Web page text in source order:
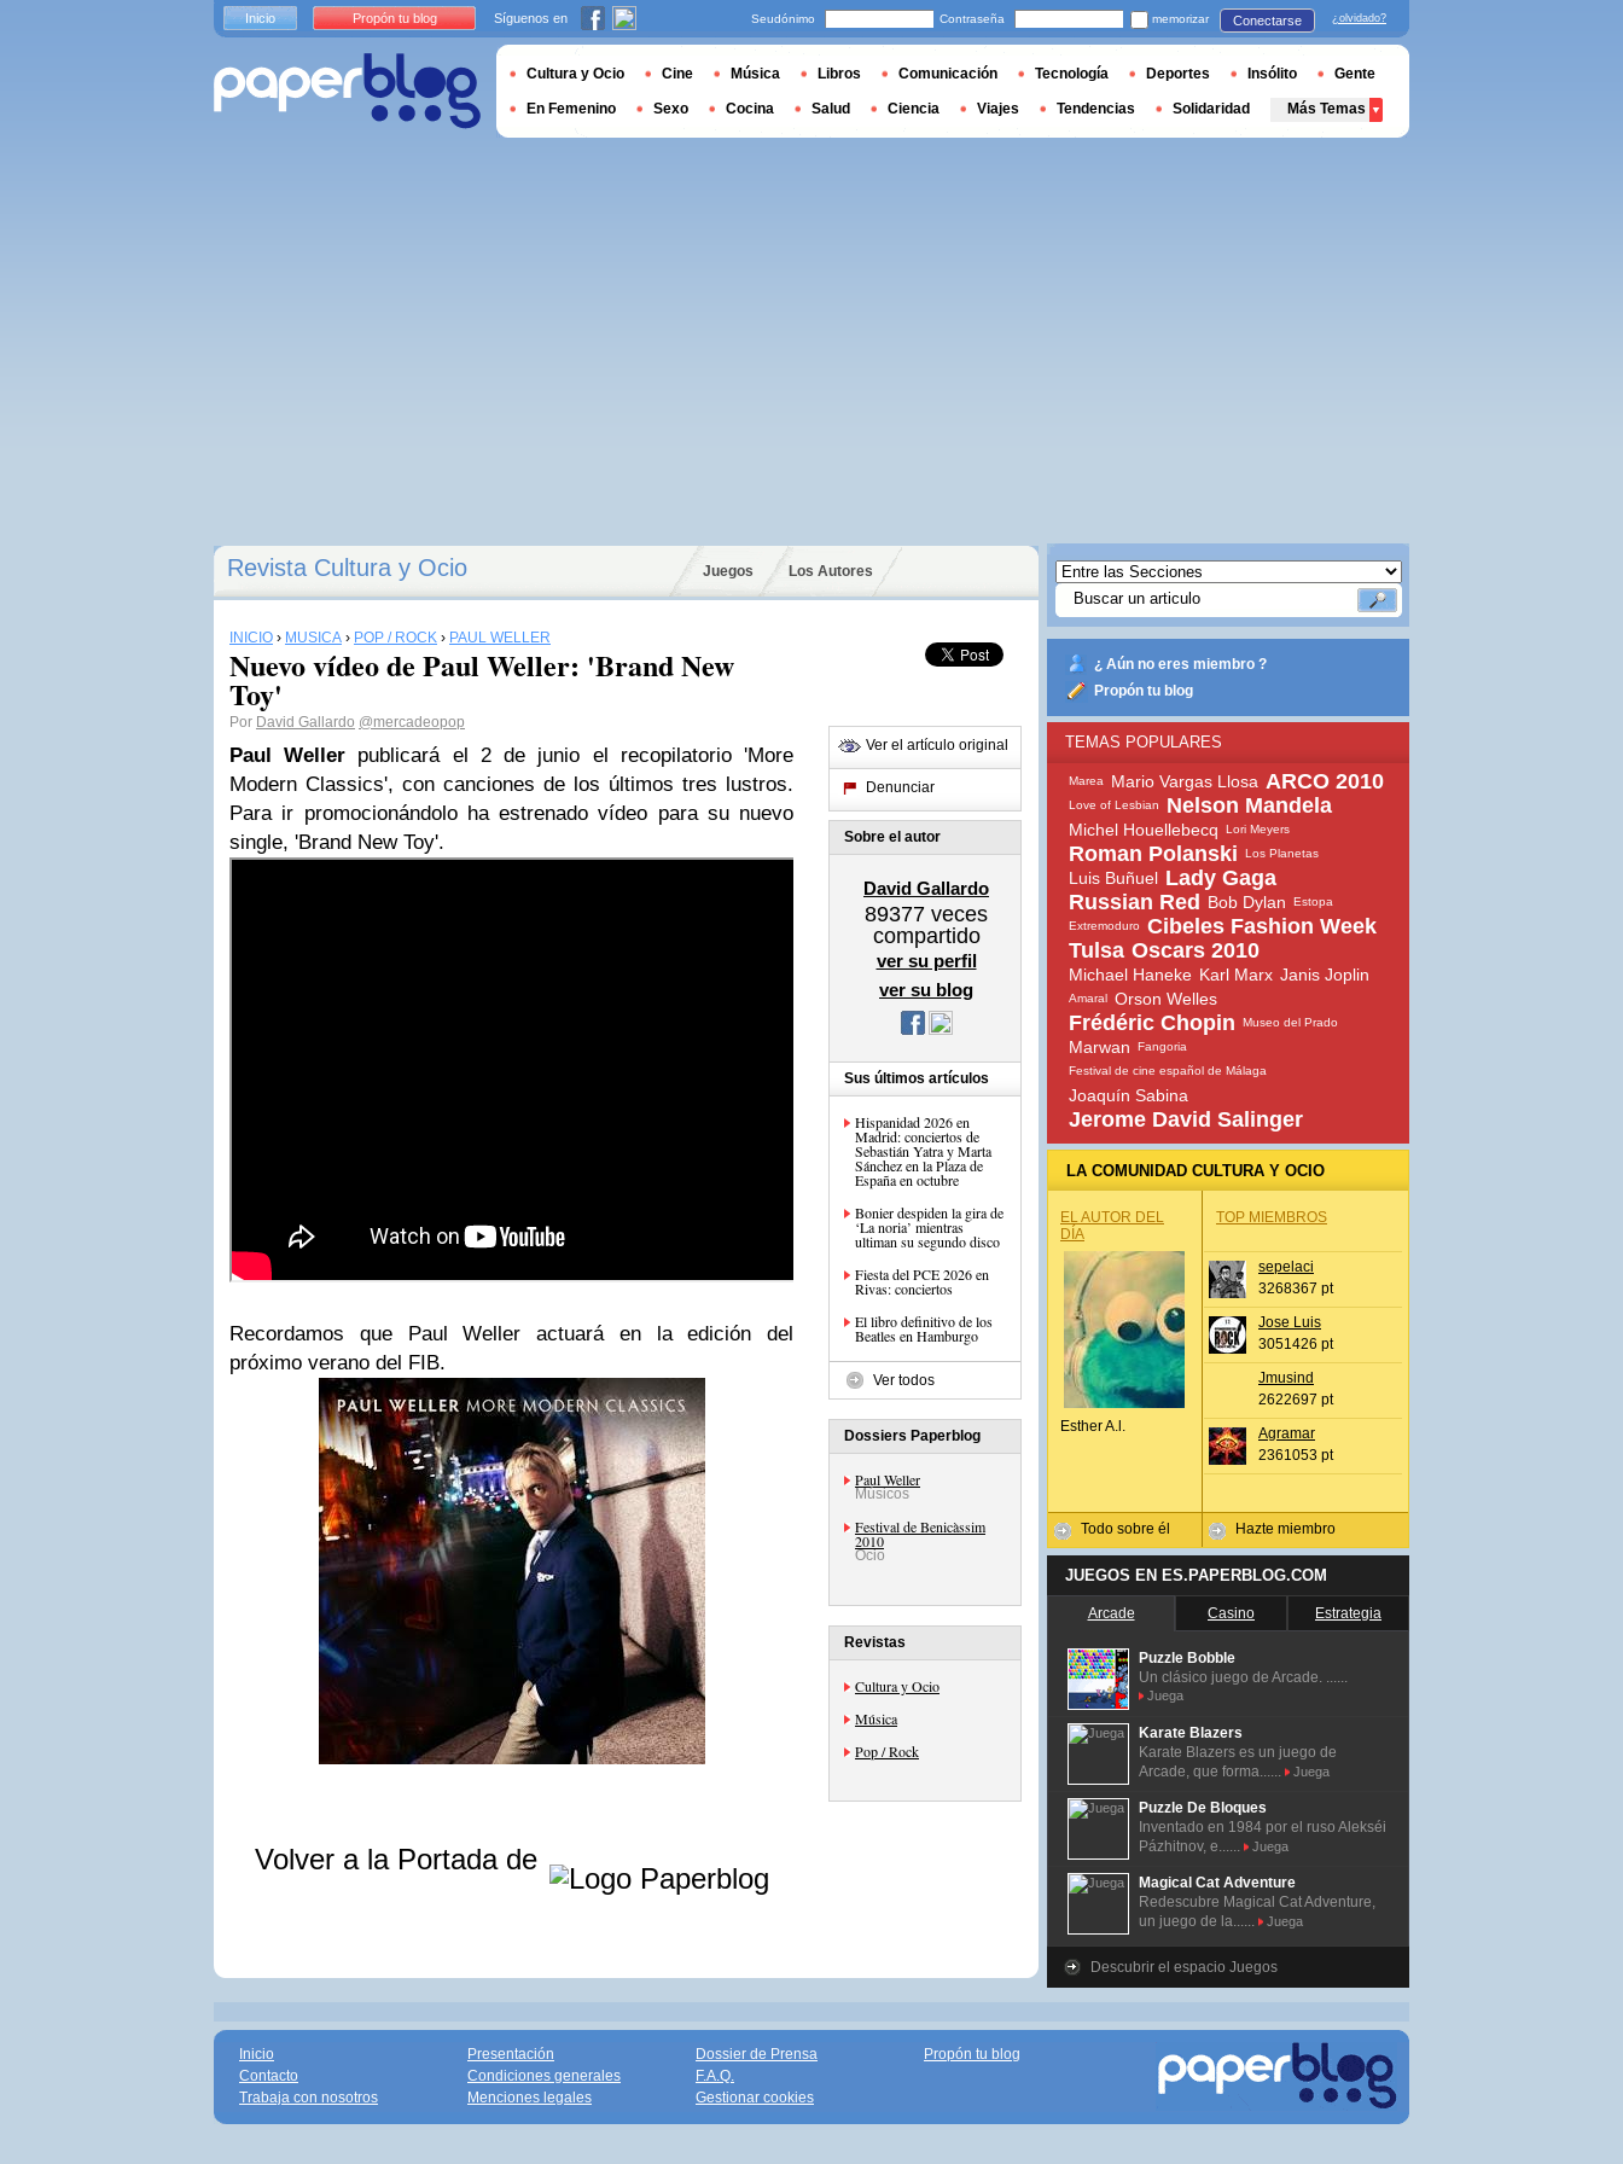
Revista Cultura y Ocio Juegos Los Autores
INICIO › MÚSICA › POP / ROCK › PAUL WELLER
Nuevo vídeo de Paul Weller: 'Brand New
Toy'
Por David Gallardo @mercadeopop
Paul Weller publicará el 2 de junio el recopilatorio 'More
Modern Classics', con canciones de los últimos tres lustros.
Para ir promocionándolo ha estrenado vídeo para su nuevo
single, 'Brand New Toy'.
Recordamos que Paul Weller actuará en la edición del
próximo verano del FIB.
Volver a la Portada de
Ver el artículo original
Denunciar
Sobre el autor
David Gallardo
89377 veces
compartido
ver su perfil
ver su blog
Sus últimos artículos
Hispanidad 2026 en
Madrid: conciertos de
Sebastián Yatra y Marta
Sánchez en la Plaza de
España en octubre
Bonier despiden la gira de
‘La noria’ mientras
ultiman su segundo disco
Fiesta del PCE 2026 en
Rivas: conciertos
El libro definitivo de los
Beatles en Hamburgo
Ver todos
Dossiers Paperblog
Paul Weller
Músicos
Festival de Benicàssim
2010
Ocio
Revistas
Cultura y Ocio
Música
Pop / Rock
¿ Aún no eres miembro ?
Propón tu blog
TEMAS POPULARES
Marea Mario Vargas Llosa ARCO 2010
Love of Lesbian Nelson Mandela
Michel Houellebecq Lori Meyers
Roman Polanski Los Planetas
Luis Buñuel Lady Gaga
Russian Red
Bob Dylan
Estopa
Extremoduro
Cibeles Fashion Week
Tulsa Oscars 2010
Michael Haneke Karl Marx Janis Joplin
Amaral Orson Welles
Frédéric Chopin Museo del Prado
Marwan
Fangoria
Festival de cine español de Málaga
Joaquín Sabina
Jerome David Salinger
LA COMUNIDAD CULTURA Y OCIO
EL AUTOR DEL
DÍA
Esther A.l.
Todo sobre él
TOP MIEMBROS
sepelaci
3268367 pt
Jose Luis
3051426 pt
Jmusind
2622697 pt
Agramar
2361053 pt
Hazte miembro
JUEGOS EN ES.PAPERBLOG.COM
Arcade Casino Estrategia
Puzzle Bobble
Un clásico juego de Arcade. ......
Juega
Karate Blazers
Karate Blazers es un juego de
Arcade, que forma......
Juega
Puzzle De Bloques
Inventado en 1984 por el ruso Alekséi
Pázhitnov, e......
Juega
Magical Cat Adventure
Redescubre Magical Cat Adventure,
un juego de la......
Juega
Descubrir el espacio Juegos
Inicio Propón tu blog Síguenos en Seudónimo Contraseña memorizar Conectarse ¿olvidado?
Cultura y Ocio Cine Música Libros Comunicación Tecnología Deportes Insólito Gente
En Femenino Sexo Cocina Salud Ciencia Viajes Tendencias Solidaridad Más Temas
Inicio
Contacto
Trabaja con nosotros
Presentación
Condiciones generales
Menciones legales
Dossier de Prensa
F.A.Q.
Gestionar cookies
Propón tu blog